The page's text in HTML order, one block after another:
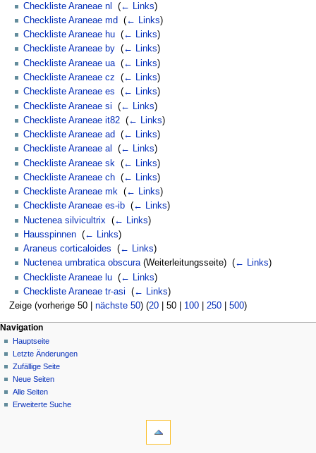
Checkliste Araneae nl
(← Links)
Checkliste Araneae md
(← Links)
Checkliste Araneae hu (← Links)
Checkliste Araneae by (← Links)
Checkliste Araneae ua (← Links)
Checkliste Araneae cz
(← Links)
Checkliste Araneae es
(← Links)
Checkliste Araneae si
(← Links)
Checkliste Araneae it82 (← Links)
Checkliste Araneae ad
(← Links)
Checkliste Araneae al
(← Links)
Checkliste Araneae sk
(← Links)
Checkliste Araneae ch (← Links)
Checkliste Araneae mk (← Links)
Checkliste Araneae es-ib (← Links)
Nuctenea silvicultrix
(← Links)
Hausspinnen (← Links)
Araneus corticaloides
(← Links)
Nuctenea umbratica obscura(Weiterleitungsseite) ‎ (← Links)
Checkliste Araneae lu (← Links)
Checkliste Araneae tr-asi
(← Links)
Zeige (vorherige 50| nächste 50) (20| 50| 100| 250| 500)
Navigation
Hauptseite
Letzte Änderungen
Zufällige Seite
Neue Seiten
Alle Seiten
Erweiterte Suche